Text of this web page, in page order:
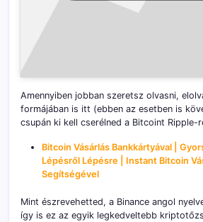
Amennyiben jobban szeretsz olvasni,
formájában is itt (ebben az esetben is
csupán ki kell cserélned a Bitcoint Ripple-
Bitcoin Vásárlás Bankkártyával |
Lépésről Lépésre | Instant Bitcoin
Segítségével
Mint észrevehetted, a Binance angol
így is ez az egyik legkedveltebb